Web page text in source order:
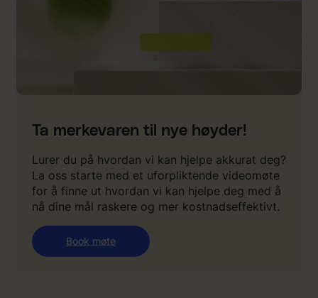
Ta merkevaren til nye høyder!
Lurer du på hvordan vi kan hjelpe akkurat deg?
La oss starte med et uforpliktende videomøte
for å finne ut hvordan vi kan hjelpe deg med å
nå dine mål raskere og mer kostnadseffektivt.
Book møte